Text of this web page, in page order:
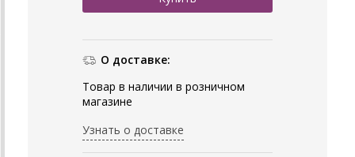
О доставке:
Товар в наличии в розничном
магазине
Узнать о доставке